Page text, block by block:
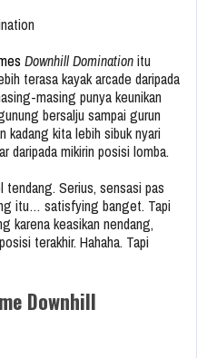
Downhill Dominationitu
terasa kayak arcade daripada
masing punya keunikan
bersalju sampai gurun
kadang kita lebih sibuk nyari
daripada mikirin posisi lomba.
tendang. Serius, sensasi pas
itu… satisfying banget. Tapi
karena keasikan nendang,
terakhir. Hahaha. Tapi
Downhill